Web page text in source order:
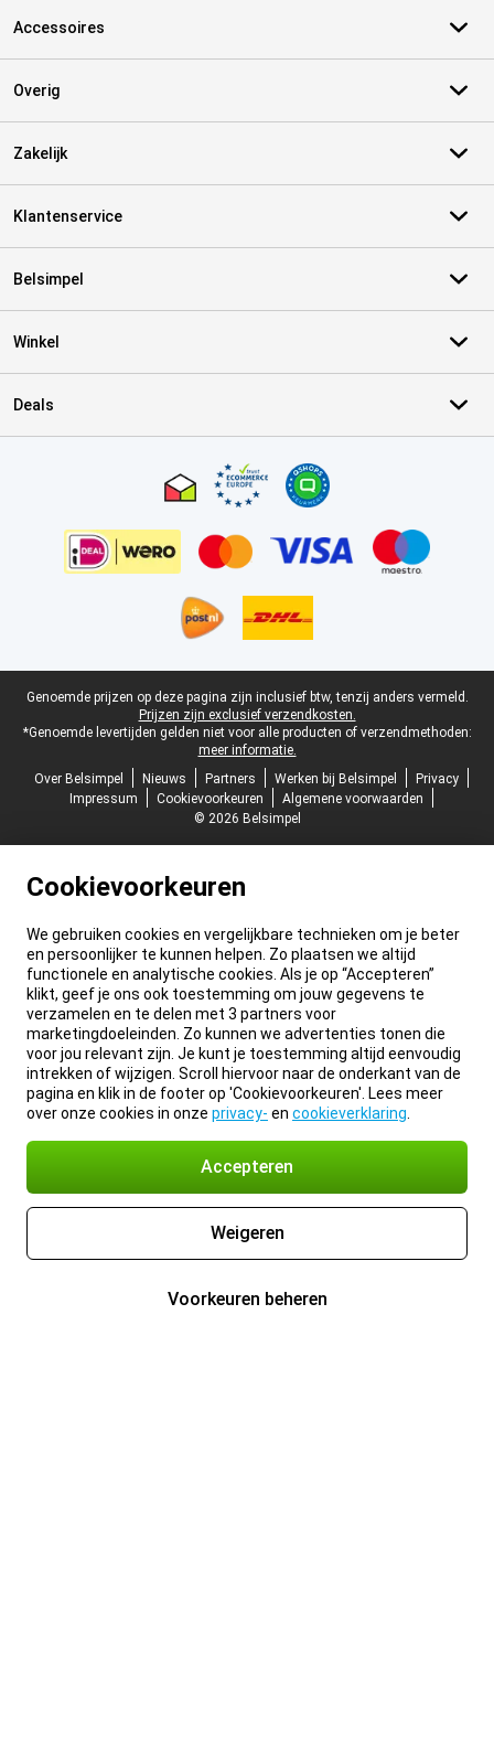
Accessoires
Overig
Zakelijk
Klantenservice
Belsimpel
Winkel
Deals
Juridische voettekst
Genoemde prijzen op deze pagina zijn inclusief btw, tenzij anders vermeld.
Prijzen zijn exclusief verzendkosten.
*Genoemde levertijden gelden niet voor alle producten of verzendmethoden:
meer informatie.
Over Belsimpel
Nieuws Partners Werken bij Belsimpel
Privacy
Impressum
Cookievoorkeuren
Algemene voorwaarden
© 2026 Belsimpel
Cookievoorkeuren
We gebruiken cookies en vergelijkbare technieken om je beter
en persoonlijker te kunnen helpen. Zo plaatsen we altijd
functionele en analytische cookies. Als je op “Accepteren”
klikt, geef je ons ook toestemming om jouw gegevens te
verzamelen en te delen met 3 partners voor
marketingdoeleinden. Zo kunnen we advertenties tonen die
voor jou relevant zijn. Je kunt je toestemming altijd eenvoudig
intrekken of wijzigen. Scroll hiervoor naar de onderkant van de
pagina en klik in de footer op 'Cookievoorkeuren'. Lees meer
over onze cookies in onze privacy- en cookieverklaring
Accepteren
Weigeren
Voorkeuren beheren